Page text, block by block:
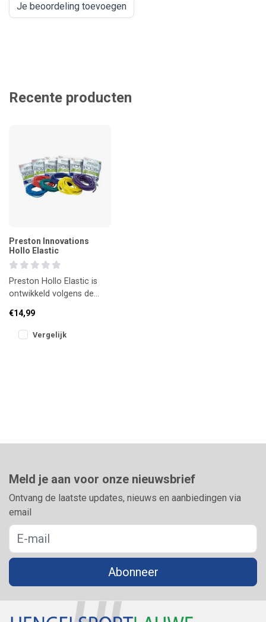
Je beoordeling toevoegen
Recente producten
Preston Innovations
Hollo Elastic
Preston Hollo Elastic is
ontwikkeld volgens de
en biedt een
probleemloze we
€14,99
Vergelijk
Meld je aan voor onze nieuwsbrief
Ontvang de laatste updates, nieuws en aanbiedingen via
email
Abonneer